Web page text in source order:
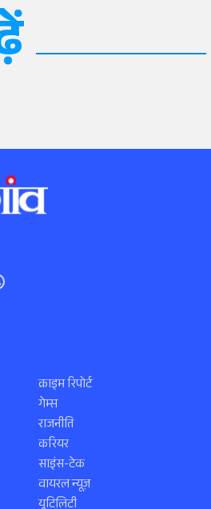
क्राइम रिपोर्ट
गेम्स
राजनीति
करियर
साइंस-टेक
वायरल न्यूज़